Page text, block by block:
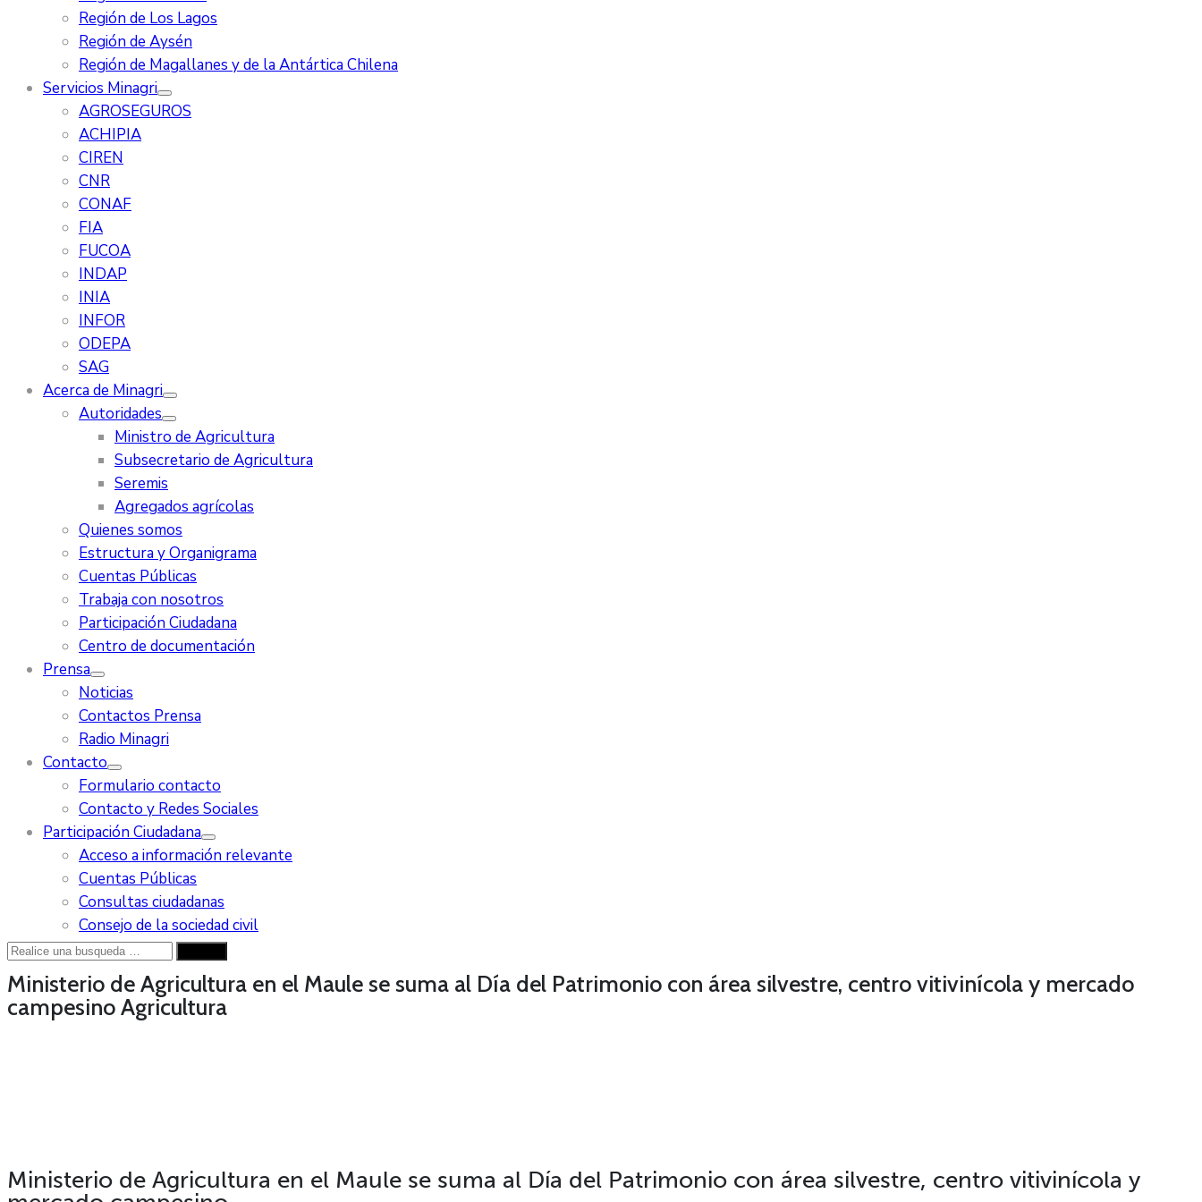
Región de Los Lagos
Región de Aysén
Región de Magallanes y de la Antártica Chilena
Servicios Minagri
AGROSEGUROS
ACHIPIA
CIREN
CNR
CONAF
FIA
FUCOA
INDAP
INIA
INFOR
ODEPA
SAG
Acerca de Minagri
Autoridades
Ministro de Agricultura
Subsecretario de Agricultura
Seremis
Agregados agrícolas
Quienes somos
Estructura y Organigrama
Cuentas Públicas
Trabaja con nosotros
Participación Ciudadana
Centro de documentación
Prensa
Noticias
Contactos Prensa
Radio Minagri
Contacto
Formulario contacto
Contacto y Redes Sociales
Participación Ciudadana
Acceso a información relevante
Cuentas Públicas
Consultas ciudadanas
Consejo de la sociedad civil
Ministerio de Agricultura en el Maule se suma al Día del Patrimonio con área silvestre, centro vitivinícola y mercado
campesinoAgricultura
Ministerio de Agricultura en el Maule se suma al Día del Patrimonio con área silvestre, centro vitivinícola y